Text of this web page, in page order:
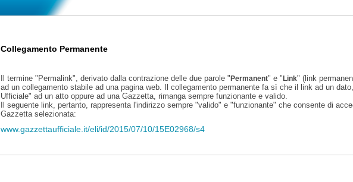
Collegamento Permanente
Il termine "Permalink", derivato dalla contrazione delle due parole "Permanent" e "Link" (link
ad un collegamento stabile ad una pagina web. Il collegamento permanente fa sì che il link ad un
Ufficiale" ad un atto oppure ad una Gazzetta, rimanga sempre funzionante e valido.
Il seguente link, pertanto, rappresenta l'indirizzo sempre "valido" e "funzionante" che consente di
Gazzetta selezionata:
www.gazzettaufficiale.it/eli/id/2015/07/10/15E02968/s4